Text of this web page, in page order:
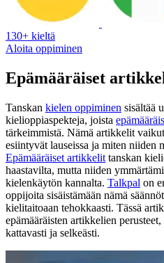
130+ kieltä
Aloita oppiminen
Epämääräiset
Tanskan kielen oppiminen sisältää
kielioppiaspekteja, joista
tärkeimmistä. Nämä artikkelit
esiintyvät lauseissa ja miten niiden
Epämääräiset artikkelit tanskan
haastavilta, mutta niiden
kielenkäytön kannalta. Talkpal on
oppijoita sisäistämään nämä
kielitaitoaan tehokkaasti. Tässä
epämääräisten artikkelien
kattavasti ja selkeästi.